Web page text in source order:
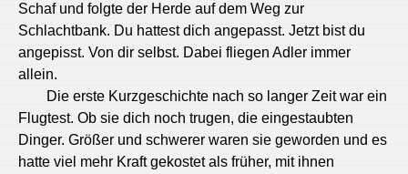
Schaf und folgte der Herde auf dem Weg zur
Schlachtbank. Du hattest dich angepasst. Jetzt bist du
angepisst. Von dir selbst. Dabei fliegen Adler immer
allein.
Die erste Kurzgeschichte nach so langer Zeit war ein
Flugtest. Ob sie dich noch trugen, die eingestaubten
Dinger. Größer und schwerer waren sie geworden und es
hatte viel mehr Kraft gekostet als früher, mit ihnen